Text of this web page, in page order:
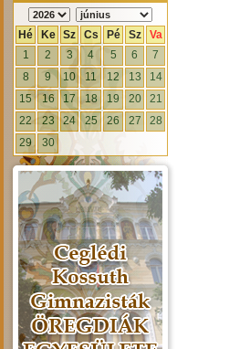
Hé Ke Sz Cs Pé Sz
Va
1
2 3 4 5 6
7
8
9 10 11 12 13
14
15
16 17 18 19 20
21
22
23 24 25 26 27
28
29
30